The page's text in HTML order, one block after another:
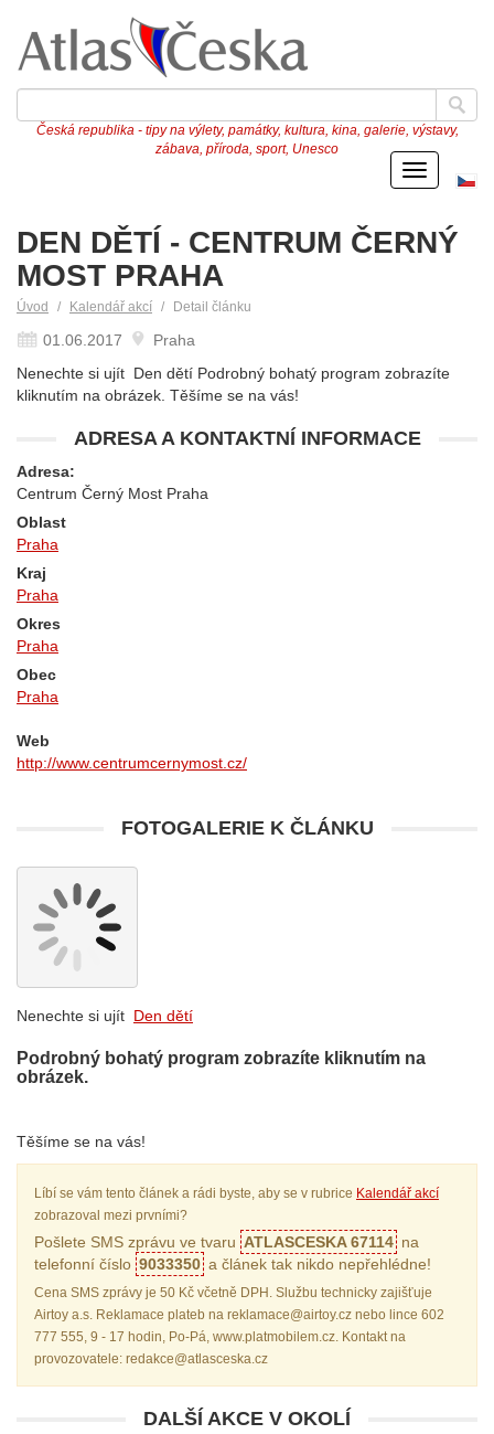
Česká republika - tipy na výlety, památky, kultura, kina, galerie, výstavy,
zábava, příroda, sport, Unesco
Menu
DEN DĚTÍ - CENTRUM ČERNÝ
MOST PRAHA
Úvod Kalendář akcí Detail článku
01.06.2017
Praha
Nenechte si ujít Den dětí Podrobný bohatý program zobrazíte
kliknutím na obrázek. Těšíme se na vás!
ADRESA A KONTAKTNÍ INFORMACE
Adresa:
Centrum Černý Most Praha
Oblast
Praha
Kraj
Praha
Okres
Praha
Obec
Praha
Web
http://www.centrumcernymost.cz/
FOTOGALERIE K ČLÁNKU
Nenechte si ujít Den dětí
Podrobný bohatý program zobrazíte kliknutím na
obrázek.
Těšíme se na vás!
Líbí se vám tento článek a rádi byste, aby se v rubrice Kalendář akcí
zobrazoval mezi prvními?
Pošlete SMS zprávu ve tvaru ATLASCESKA 67114 na
telefonní číslo 9033350 a článek tak nikdo nepřehlédne!
Cena SMS zprávy je 50 Kč včetně DPH. Službu technicky zajišťuje
Airtoy a.s. Reklamace plateb na reklamace@airtoy.cz nebo lince 602
777 555, 9 - 17 hodin, Po-Pá, www.platmobilem.cz. Kontakt na
provozovatele: redakce@atlasceska.cz
DALŠÍ AKCE V OKOLÍ